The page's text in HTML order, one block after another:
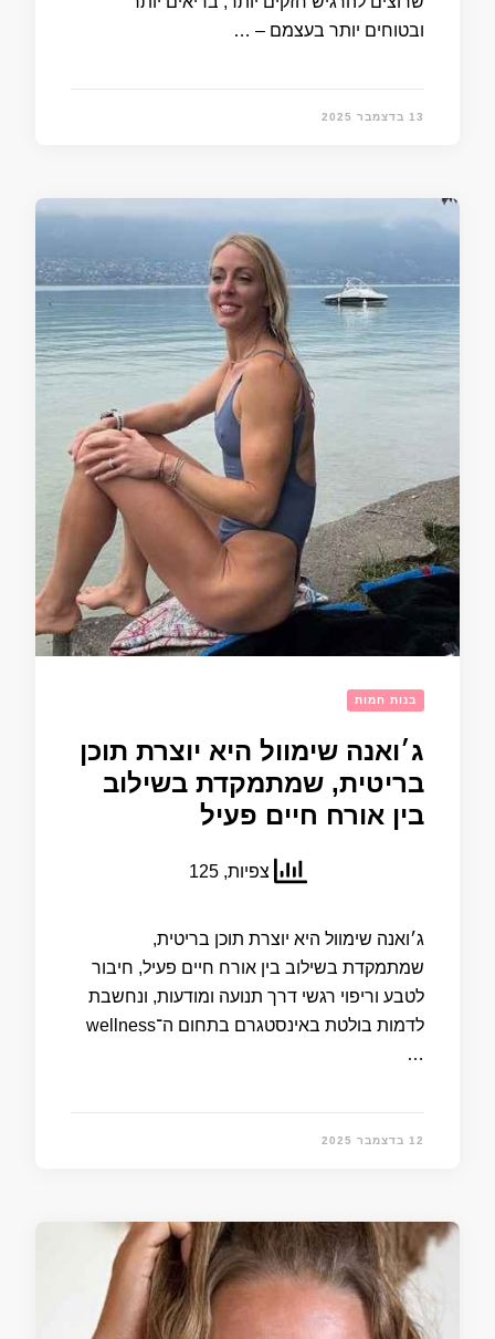
ובטוחים יותר בעצמם – …
13 בדצמבר 2025
בנות חמות
ג׳ואנה שימוול היא יוצרת תוכן
בריטית, שמתמקדת בשילוב
בין אורח חיים פעיל
צפיות, 125
ג׳ואנה שימוול היא יוצרת תוכן בריטית,
שמתמקדת בשילוב בין אורח חיים פעיל, חיבור
לטבע וריפוי רגשי דרך תנועה ומודעות, ונחשבת
לדמות בולטת באינסטגרם בתחום ה־wellness
…
12 בדצמבר 2025